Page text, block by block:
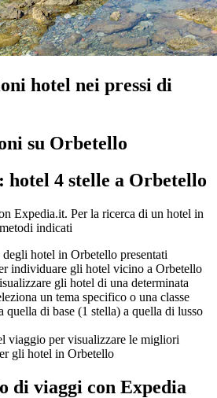
hotel nei pressi di
su Orbetello
4 stelle a Orbetello
Expedia.it. Per la ricerca di un hotel in
indicati
hotel in Orbetello presentati
individuare gli hotel vicino a Orbetello
gli hotel di una determinata
un tema specifico o una classe
quella di base (1 stella) a quella di lusso
viaggio per visualizzare le migliori
gli hotel in Orbetello
di viaggi con Expedia